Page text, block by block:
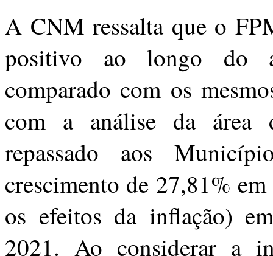
A CNM ressalta que o
positivo ao longo do
comparado com os
com a análise da área
repassado aos
crescimento de 27,81%
os efeitos da inflação)
2021. Ao considerar a